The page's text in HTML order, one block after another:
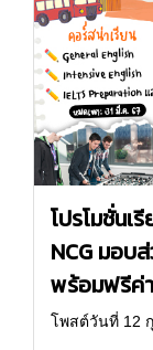
โปรโมชั่นเ
NCG มอบ
พร้อมฟรีค่
โพสต์วันที่ 12